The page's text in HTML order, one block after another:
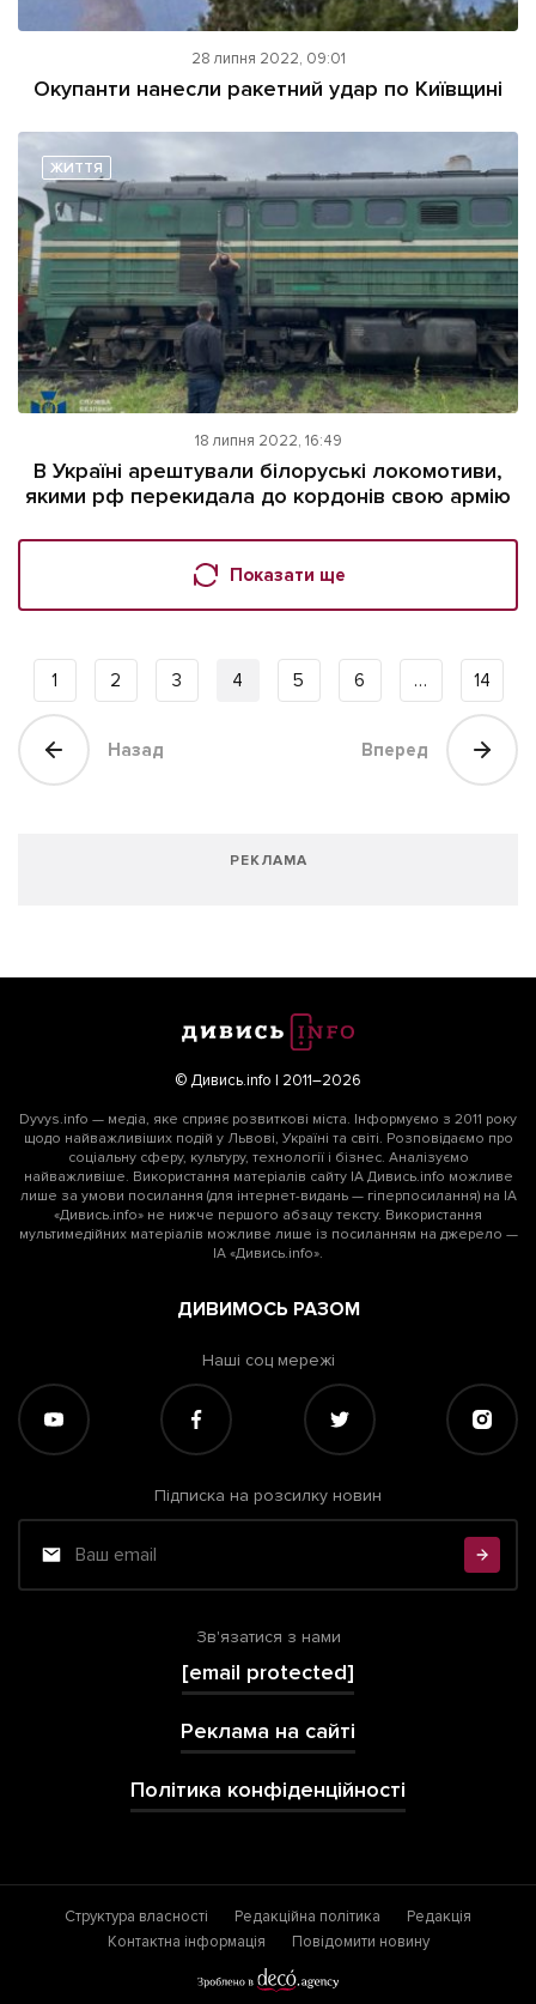
28 липня 2022, 09:01
Окупанти нанесли ракетний удар по Київщині
ЖИТТЯ
18 липня 2022, 16:49
В Україні арештували білоруські локомотиви,
якими рф перекидала до кордонів свою армію
Показати ще
Назад
1 2 3 4 5 6 … 14
Вперед
РЕКЛАМА
© Дивись.info | 2011–2026
Dyvys.info — медіа, яке сприяє розвиткові міста. Інформуємо з 2011 року
щодо найважливіших подій у Львові, Україні та світі. Розповідаємо про
соціальну сферу, культуру, технології і бізнес. Аналізуємо
найважливіше. Використання матеріалів сайту ІА Дивись.info можливе
лише за умови посилання (для інтернет-видань — гіперпосилання) на ІА
«Дивись.info» не нижче першого абзацу тексту. Використання
мультимедійних матеріалів можливе лише із посиланням на джерело —
ІА «Дивись.info».
ДИВИМОСЬ РАЗОМ
Наші соц мережі
Підписка на розсилку новин
Зв'язатися з нами
[email protected]
Реклама на сайті
Політика конфіденційності
Структура власності Редакційна політика
Редакція
Контактна інформація
Повідомити новину